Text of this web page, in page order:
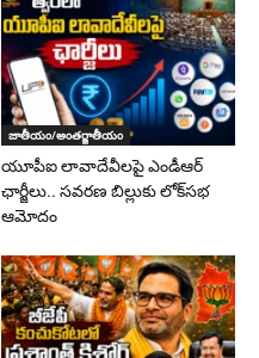
జాతీయం/అంతర్జాతీయం
యూపీఐ లావాదేవీలపై ఎండీఆర్
ఛార్జీలు.. సవరణ బిల్లుకు లోక్‌సభ
ఆమోదం